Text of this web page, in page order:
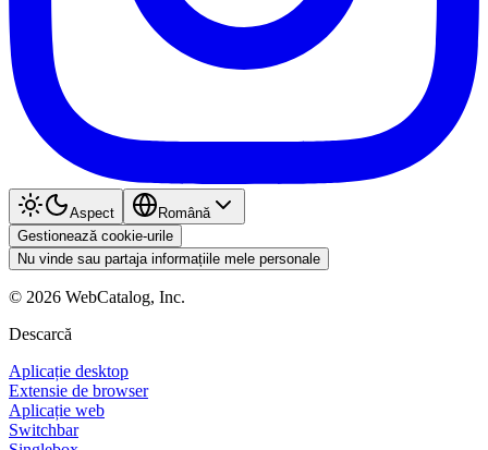
Aspect
Română
Gestionează cookie-urile
Nu vinde sau partaja informațiile mele personale
© 2026 WebCatalog, Inc.
Descarcă
Aplicație desktop
Extensie de browser
Aplicație web
Switchbar